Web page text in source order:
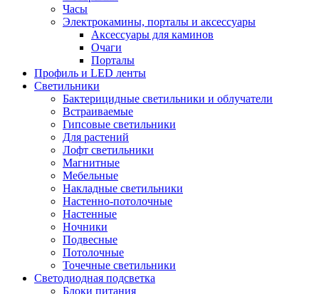
Часы
Электрокамины, порталы и аксессуары
Аксессуары для каминов
Очаги
Порталы
Профиль и LED ленты
Светильники
Бактерицидные светильники и облучатели
Встраиваемые
Гипсовые светильники
Для растений
Лофт светильники
Магнитные
Мебельные
Накладные светильники
Настенно-потолочные
Настенные
Ночники
Подвесные
Потолочные
Точечные светильники
Светодиодная подсветка
Блоки питания